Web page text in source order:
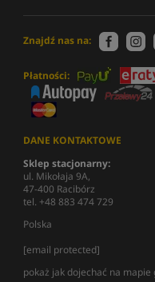
Znajdź nas na:
Płatności:
DANE KONTAKTOWE
Sklep stacjonarny:
ul. Mikołaja 9A,
47-400 Racibórz
tel. +48 883 474 729
Polska
[email protected]
pokaż jak dojechać na mapie